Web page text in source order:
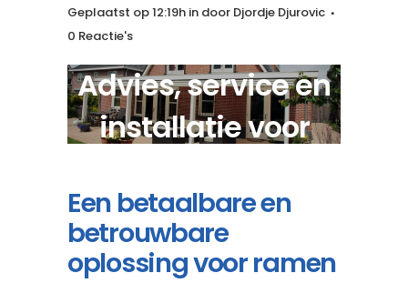
Geplaatst op 12:19h in door Djordje Djurovic
0 Reactie's
Advies, service en
installatie voor
Een betaalbare en
betrouwbare
oplossing voor ramen